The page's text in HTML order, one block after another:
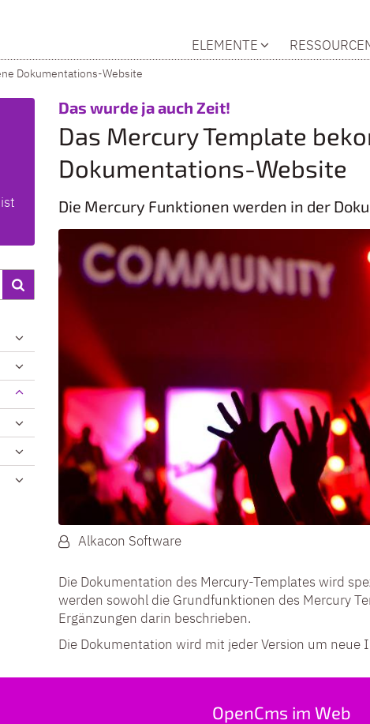
ELEMENTE
Dokumentations-Website
Das wurde ja auch Zeit!
Das Mercury Template
Dokumentations-Website
Die Mercury Funktionen werden in der
Von:Alkacon Software
Die Dokumentation des Mercury-Templates wird
werden sowohl die Grundfunktionen des Mercury
Ergänzungen darin beschrieben.
Die Dokumentation wird mit jeder Version um neue
OpenCms im Web